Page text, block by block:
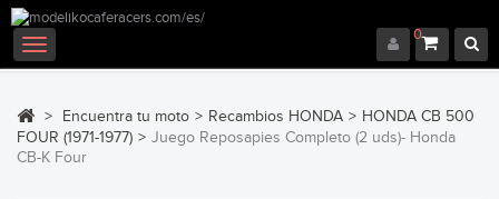
0
Navegación
Toggle
> Encuentra tu moto > Recambios HONDA > HONDA CB 500
FOUR (1971-1977) > Juego Reposapies Completo (2 uds)- Honda
CB-K Four